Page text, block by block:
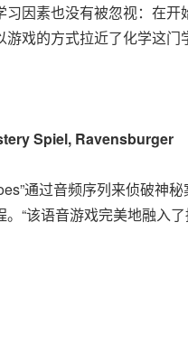
因素也没有被忽视：在
戏的方式拉近了化学这门
Spiel, Ravensburger
通过音频序列来侦破神
“该语音游戏完美地融入